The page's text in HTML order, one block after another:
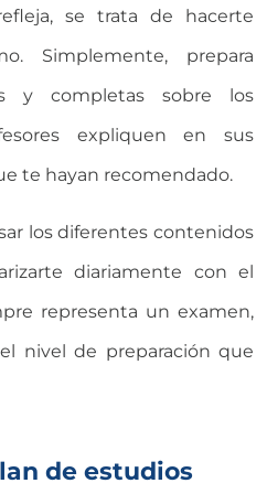
se trata de hacerte
Simplemente, prepara
y completas sobre los
expliquen en sus
te hayan recomendado.
los diferentes contenidos
diariamente con el
representa un examen,
nivel de preparación que
de estudios